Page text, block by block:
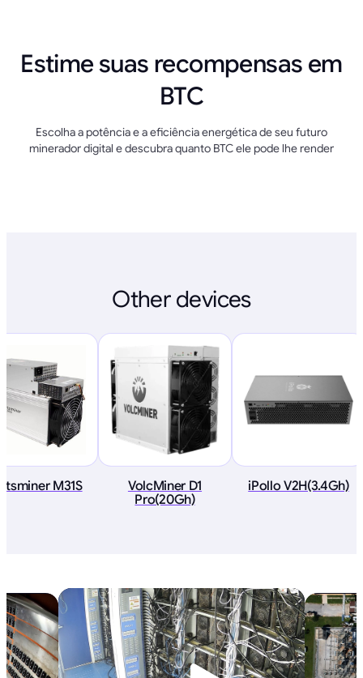
Estime suas recompensas em
BTC
Escolha a potência e a eficiência energética de seu futuro
minerador digital e descubra quanto BTC ele pode lhe render
Other devices
M31S
VolcMiner D1
Pro(20Gh)
iPollo V2H(3.4Gh)